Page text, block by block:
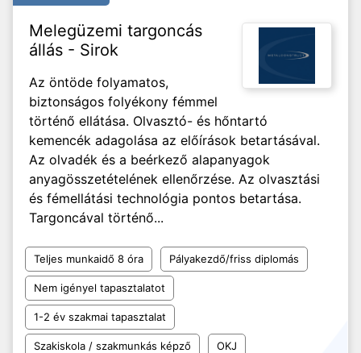
Melegüzemi targoncás
állás - Sirok
Az öntöde folyamatos,
biztonságos folyékony fémmel
történő ellátása. Olvasztó- és hőntartó
kemencék adagolása az előírások betartásával.
Az olvadék és a beérkező alapanyagok
anyagösszetételének ellenőrzése. Az olvasztási
és fémellátási technológia pontos betartása.
Targoncával történő...
Teljes munkaidő 8 óra Pályakezdő/friss diplomás
Nem igényel tapasztalatot
1-2 év szakmai tapasztalat
Szakiskola / szakmunkás képző OKJ